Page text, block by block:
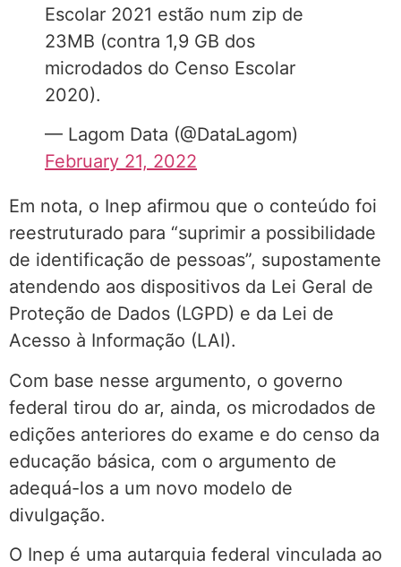
Escolar 2021 estão num zip de
23MB (contra 1,9 GB dos
microdados do Censo Escolar
2020).
— Lagom Data (@DataLagom)
February 21, 2022
Em nota, o Inep afirmou que o conteúdo foi
reestruturado para “suprimir a possibilidade
de identificação de pessoas”, supostamente
atendendo aos dispositivos da Lei Geral de
Proteção de Dados (LGPD) e da Lei de
Acesso à Informação (LAI).
Com base nesse argumento, o governo
federal tirou do ar, ainda, os microdados de
edições anteriores do exame e do censo da
educação básica, com o argumento de
adequá-los a um novo modelo de
divulgação.
O Inep é uma autarquia federal vinculada ao